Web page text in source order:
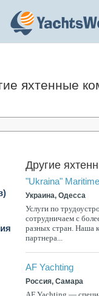
яхтенные
Другие
"Ukraina"
Украина, Одесса
Услуги по
сотрудничаем с
разных стран. Наша
партнера...
AF Yachting
Россия, Самара